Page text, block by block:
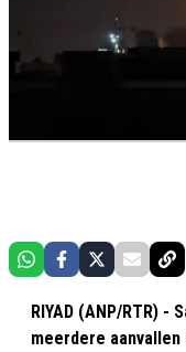
RIYAD (ANP/RTR)
meerdere